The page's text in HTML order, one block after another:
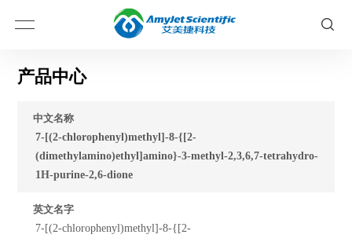
产品中心
中文名称
7-[(2-chlorophenyl)methyl]-8-{[2-
(dimethylamino)ethyl]amino}-3-methyl-2,3,6,7-tetrahydro-
1H-purine-2,6-dione
英文名字
7-[(2-chlorophenyl)methyl]-8-{[2-